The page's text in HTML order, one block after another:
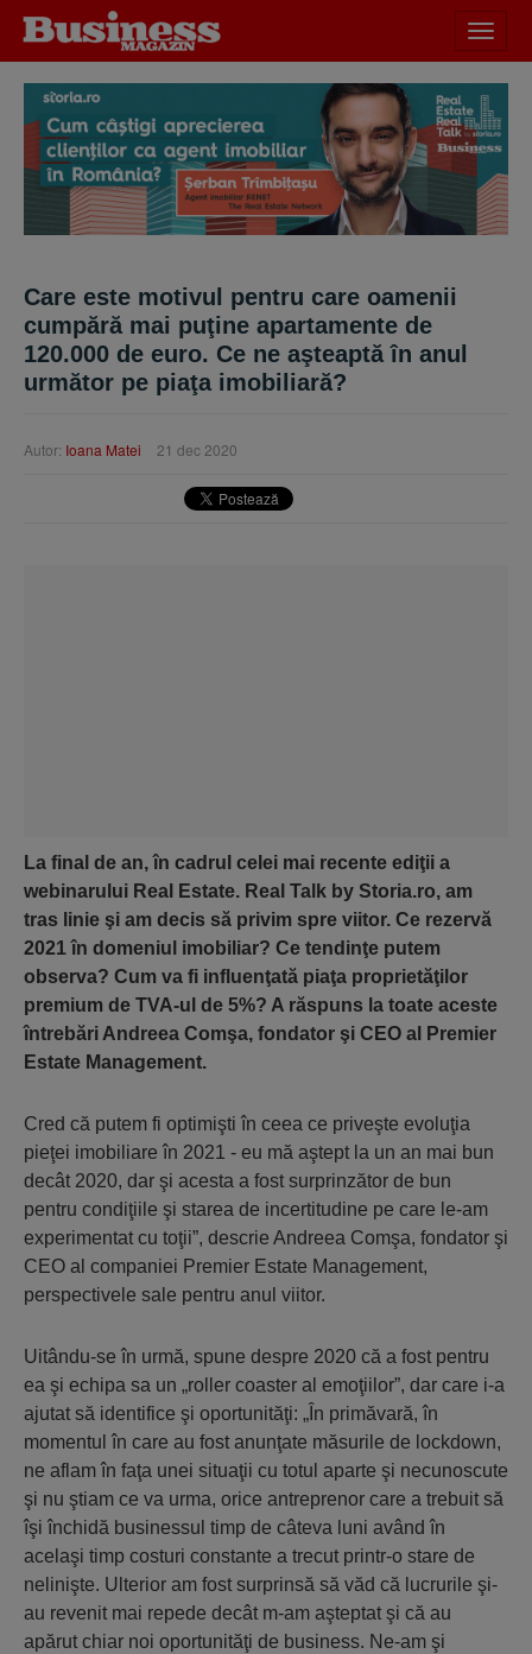
meniu
Care este motivul pentru care oamenii
cumpără mai puţine apartamente de
120.000 de euro. Ce ne aşteaptă în anul
următor pe piaţa imobiliară?
Autor: Ioana Matei 21 dec 2020
La final de an, în cadrul celei mai recente ediţii a
webinarului Real Estate. Real Talk by Storia.ro, am
tras linie şi am decis să privim spre viitor. Ce rezervă
2021 în domeniul imobiliar? Ce tendinţe putem
observa? Cum va fi influenţată piaţa proprietăţilor
premium de TVA-ul de 5%? A răspuns la toate aceste
întrebări Andreea Comşa, fondator şi CEO al Premier
Estate Management.
Cred că putem fi optimişti în ceea ce priveşte evoluţia
pieţei imobiliare în 2021 - eu mă aştept la un an mai bun
decât 2020, dar şi acesta a fost surprinzător de bun
pentru condiţiile şi starea de incertitudine pe care le-am
experimentat cu toţii”, descrie Andreea Comşa, fondator şi
CEO al companiei Premier Estate Management,
perspectivele sale pentru anul viitor.
Uitându-se în urmă, spune despre 2020 că a fost pentru
ea şi echipa sa un „roller coaster al emoţiilor”, dar care i-a
ajutat să identifice şi oportunităţi: „În primăvară, în
momentul în care au fost anunţate măsurile de lockdown,
ne aflam în faţa unei situaţii cu totul aparte şi necunoscute
şi nu ştiam ce va urma, orice antreprenor care a trebuit să
îşi închidă businessul timp de câteva luni având în
acelaşi timp costuri constante a trecut printr-o stare de
nelinişte. Ulterior am fost surprinsă să văd că lucrurile şi-
au revenit mai repede decât m-am aşteptat şi că au
apărut chiar noi oportunităţi de business. Ne-am şi